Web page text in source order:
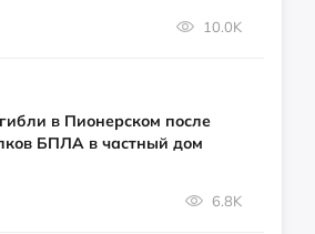
10.0K
в Пионерском после
БПЛА в частный дом
6.8K